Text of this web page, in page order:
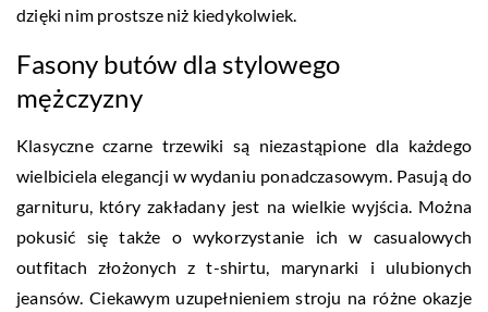
dzięki nim prostsze niż kiedykolwiek.
Fasony butów dla stylowego
mężczyzny
Klasyczne czarne trzewiki są niezastąpione dla każdego
wielbiciela elegancji w wydaniu ponadczasowym. Pasują do
garnituru, który zakładany jest na wielkie wyjścia. Można
pokusić się także o wykorzystanie ich w casualowych
outfitach złożonych z t-shirtu, marynarki i ulubionych
jeansów. Ciekawym uzupełnieniem stroju na różne okazje